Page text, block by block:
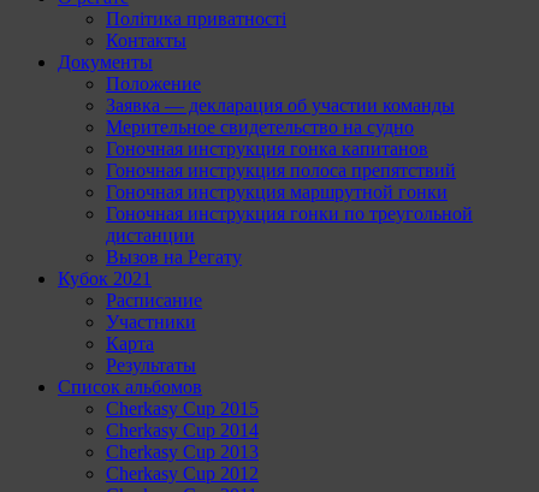
Політика приватності
Контакты
Документы
Положение
Заявка — декларация об участии команды
Мерительное свидетельство на судно
Гоночная инструкция гонка капитанов
Гоночная инструкция полоса препятствий
Гоночная инструкция маршрутной гонки
Гоночная инструкция гонки по треугольной
дистанции
Вызов на Регату
Кубок 2021
Расписание
Участники
Карта
Результаты
Список альбомов
Cherkasy Cup 2015
Cherkasy Cup 2014
Cherkasy Cup 2013
Cherkasy Cup 2012